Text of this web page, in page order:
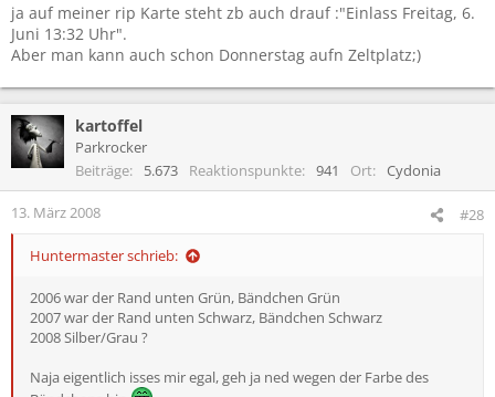
ja auf meiner rip Karte steht zb auch drauf :"Einlass Freitag, 6.
Juni 13:32 Uhr".
Aber man kann auch schon Donnerstag aufn Zeltplatz;)
kartoffel
Parkrocker
Beiträge
5.673 Reaktionspunkte 941 Ort Cydonia
13. März 2008 #28
Huntermaster schrieb:
2006 war der Rand unten Grün, Bändchen Grün
2007 war der Rand unten Schwarz, Bändchen Schwarz
2008 Silber/Grau ?
Naja eigentlich isses mir egal, geh ja ned wegen der Farbe des